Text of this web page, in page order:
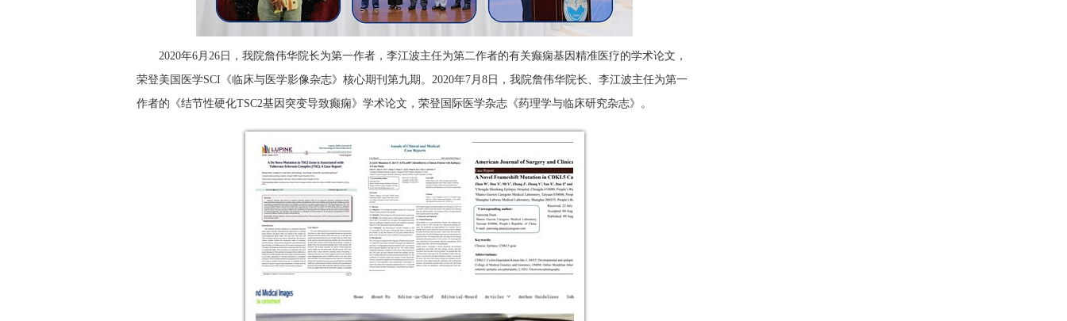
2020年6月26日，我院詹伟华院长为第一作者，李江波主任为第二作者的有关癫痫基因精准医疗的学术论文，
荣登美国医学SCI《临床与医学影像杂志》核心期刊第九期。2020年7月8日，我院詹伟华院长、李江波主任为第一
作者的《结节性硬化TSC2基因突变导致癫痫》学术论文，荣登国际医学杂志《药理学与临床研究杂志》。